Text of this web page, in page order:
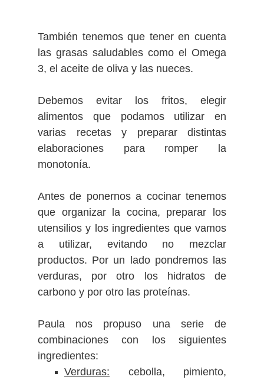
También tenemos que tener en cuenta
las grasas saludables como el Omega
3, el aceite de oliva y las nueces.
Debemos evitar los fritos, elegir
alimentos que podamos utilizar en
varias recetas y preparar distintas
elaboraciones para romper la
monotonía.
Antes de ponernos a cocinar tenemos
que organizar la cocina, preparar los
utensilios y los ingredientes que vamos
a utilizar, evitando no mezclar
productos. Por un lado pondremos las
verduras, por otro los hidratos de
carbono y por otro las proteínas.
Paula nos propuso una serie de
combinaciones con los siguientes
ingredientes:
Verduras: cebolla, pimiento,